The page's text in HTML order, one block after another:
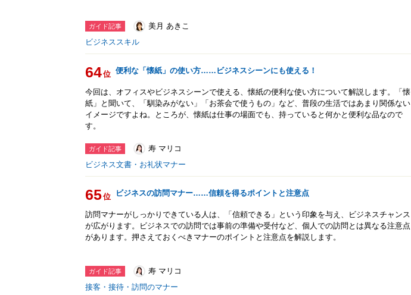
ガイド記事
美月 あきこ
ビジネススキル
64位 便利な「懐紙」の使い方……ビジネスシーンにも使える！
今回は、オフィスやビジネスシーンで使える、懐紙の便利な使い方について解説します。「懐
紙」と聞いて、「馴染みがない」「お茶会で使うもの」など、普段の生活ではあまり関係ない
イメージですよね。ところが、懐紙は仕事の場面でも、持っていると何かと便利な品なので
す。
ガイド記事
寿 マリコ
ビジネス文書・お礼状マナー
65位 ビジネスの訪問マナー……信頼を得るポイントと注意点
訪問マナーがしっかりできている人は、「信頼できる」という印象を与え、ビジネスチャンス
が広がります。ビジネスでの訪問では事前の準備や受付など、個人での訪問とは異なる注意点
があります。押さえておくべきマナーのポイントと注意点を解説します。
ガイド記事
寿 マリコ
接客・接待・訪問のマナー